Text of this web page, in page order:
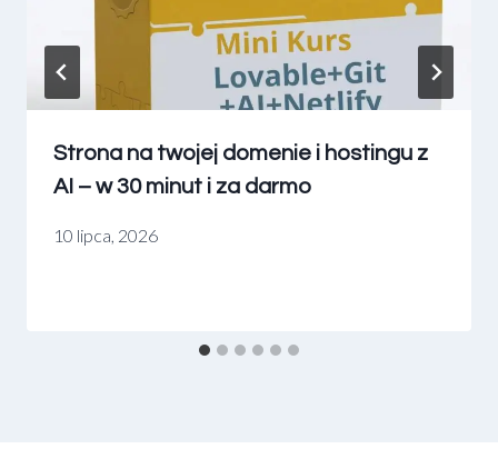
Strona na twojej domenie i hostingu z
AI – w 30 minut i za darmo
10 lipca, 2026